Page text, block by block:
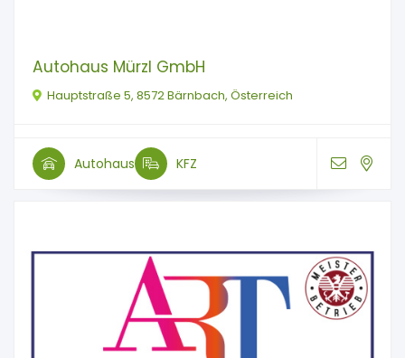
Autohaus Mürzl GmbH
Hauptstraße 5, 8572 Bärnbach, Österreich
Autohaus KFZ